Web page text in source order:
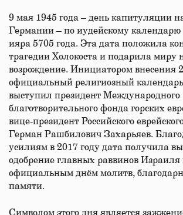
9 мая 1945 года – день капитуляции
Германии – по иудейскому календарю
ияра 5705 года. Эта дата положила
трагедии Холокоста и подарила миру
возрождение. Инициатором внесения
официальный религиозный
выступил президент Международного
благотворительного фонда горских
вице-президент Российского
Герман Рашбилович Захарьяев.
усилиям в 2017 году дата получила
одобрение главных раввинов
официальным днём молитв,
памяти.
Символом этого дня является